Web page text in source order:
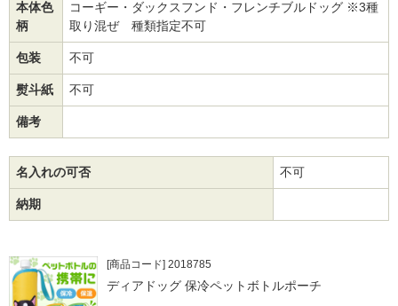
本体色
柄
コーギー・ダックスフンド・フレンチブルドッグ ※3種
取り混ぜ 種類指定不可
包装 不可
熨斗紙 不可
備考
名入れの可否 不可
納期
[商品コード] 2018785
ディアドッグ 保冷ペットボトルポーチ